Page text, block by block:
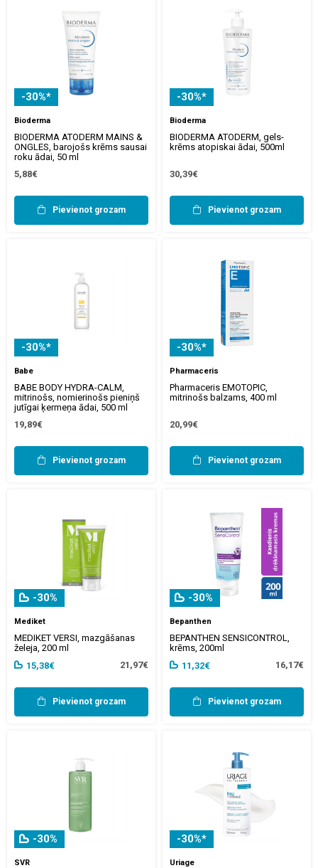
-30%*
Bioderma
BIODERMA ATODERM MAINS &
ONGLES, barojošs krēms sausai
roku ādai, 50 ml
5,88€
Pievienot grozam
-30%*
Bioderma
BIODERMA ATODERM, gels-
krēms atopiskai ādai, 500ml
30,39€
Pievienot grozam
-30%*
Babe
BABE BODY HYDRA-CALM,
mitrinošs, nomierinošs pieniņš
jutīgai ķermeņa ādai, 500 ml
19,89€
Pievienot grozam
-30%*
Pharmaceris
Pharmaceris EMOTOPIC,
mitrinošs balzams, 400 ml
20,99€
Pievienot grozam
-30%
Mediket
MEDIKET VERSI, mazgāšanas
želeja, 200 ml
15,38€
21,97€
Pievienot grozam
-30%
Bepanthen
BEPANTHEN SENSICONTROL,
krēms, 200ml
11,32€
16,17€
Pievienot grozam
-30%
SVR
-30%*
Uriage